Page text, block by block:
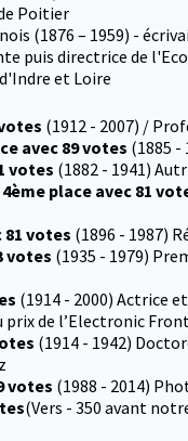
Poitier
(1876 – 1959) -
puis directrice de
et Loire
(1912 - 2007) /
un nouvel onglet)
avec 89 votes (1885
onglet)
votes (1882 - 1941)
dans un nouvel
4ème place avec 81
onglet)
81 votes (1896 - 1987)
votes (1935 - 1979)
(1914 - 2000) Actrice
de l’Electronic
(1914 - 1942)
onglet)
votes (1988 - 2014)
(Vers - 350 avant